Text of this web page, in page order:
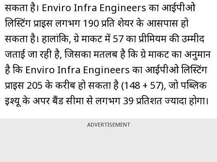
सकता है। Enviro Infra Engineers का आईपीओ
लिस्टिंग प्राइस लगभग ₹190 प्रति शेयर के आसपास हो
सकता है। हालांकि, ग्रे मार्केट में ₹57 का प्रीमियम की उम्मीद
जताई जा रही है, जिसका मतलब है कि ग्रे मार्केट का अनुमान
है कि Enviro Infra Engineers का आईपीओ लिस्टिंग
प्राइस ₹205 के करीब हो सकता है (₹148 + ₹57), जो पब्लिक
इश्यू के अपर बैंड सीमा से लगभग 39 प्रतिशत ज्यादा होगा।
ADVERTISEMENT